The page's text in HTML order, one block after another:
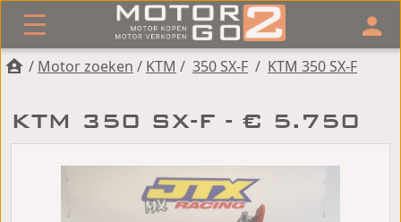
/ Motor zoeken / KTM / 350 SX-F / KTM 350 SX-F
KTM 350 SX-F - € 5.750